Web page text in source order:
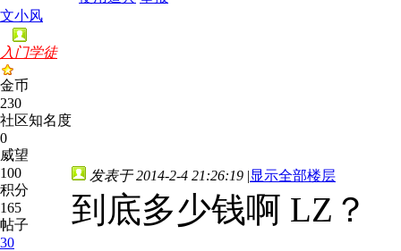
文小风
入门学徒
金币
230
社区知名度
0
威望
100
积分
165
帖子
30
发表于 2014-2-4 21:26:19 |显示全部楼层
到底多少钱啊 LZ？